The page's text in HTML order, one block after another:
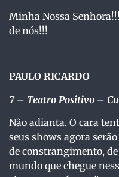
Minha Nossa
de nós!!!
PAULO RICARDO
7 – Teatro Positivo –
Não adianta. O cara
seus shows agora
de constrangimento,
mundo que chegue